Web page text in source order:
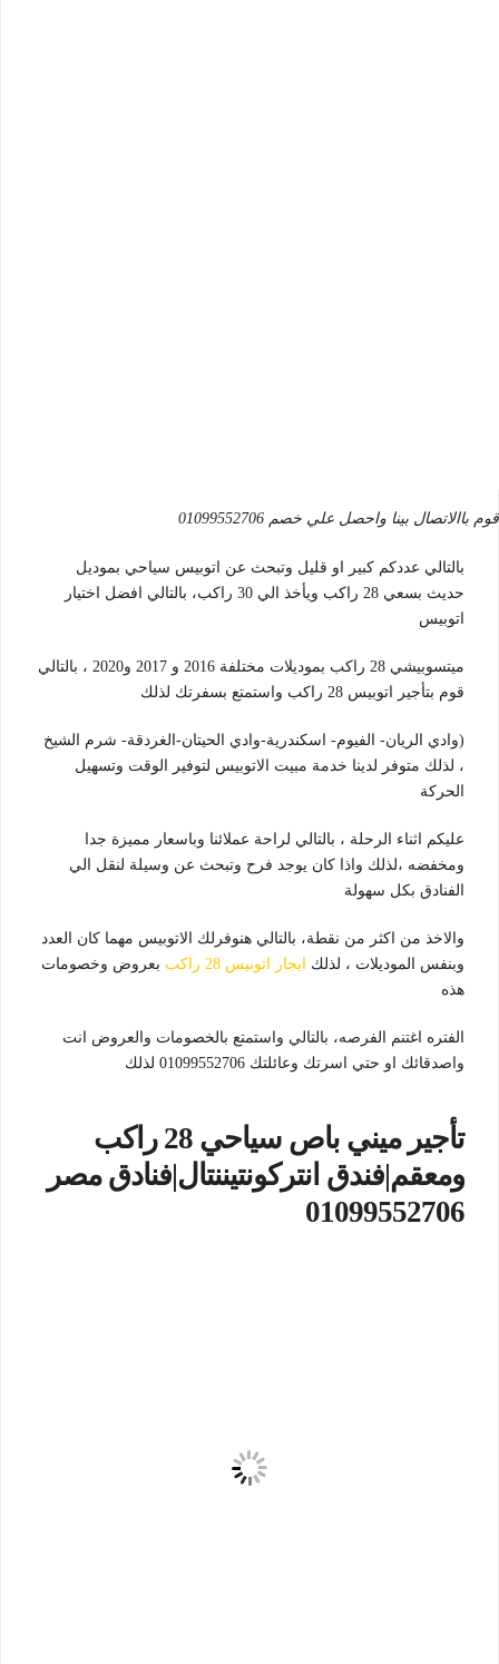
بالتالي عددكم كبير او قليل وتبحث عن اتوبيس سياحي بموديل
حديث بسعي 28 راكب ويأخذ الي 30 راكب، بالتالي افضل اختيار
اتوبيس
ميتسوبيشي 28 راكب بموديلات مختلفة 2016 و 2017 و2020 ، بالتالي
قوم بتأجير اتوبيس 28 راكب واستمتع بسفرتك لذلك
(وادي الريان- الفيوم- اسكندرية-وادي الحيتان-الغردقة- شرم الشيخ
، لذلك متوفر لدينا خدمة مبيت الاتوبيس لتوفير الوقت وتسهيل
الحركة
عليكم اثناء الرحلة ، بالتالي لراحة عملائنا وباسعار مميزة جدا
ومخفضه ،لذلك واذا كان يوجد فرح وتبحث عن وسيلة لنقل الي
الفنادق بكل سهولة
والاخذ من اكثر من نقطة، بالتالي هنوفرلك الاتوبيس مهما كان العدد
وبنفس الموديلات ، لذلك
ايجار اتوبيس 28 راكب
بعروض وخصومات
هذه
الفتره اغتنم الفرصه، بالتالي واستمتع بالخصومات والعروض انت
واصدقائك او حتي اسرتك وعائلتك 01099552706 لذلك
تأجير ميني باص سياحي 28 راكب
ومعقم|فندق انتركونتيننتال|فنادق مصر
01099552706